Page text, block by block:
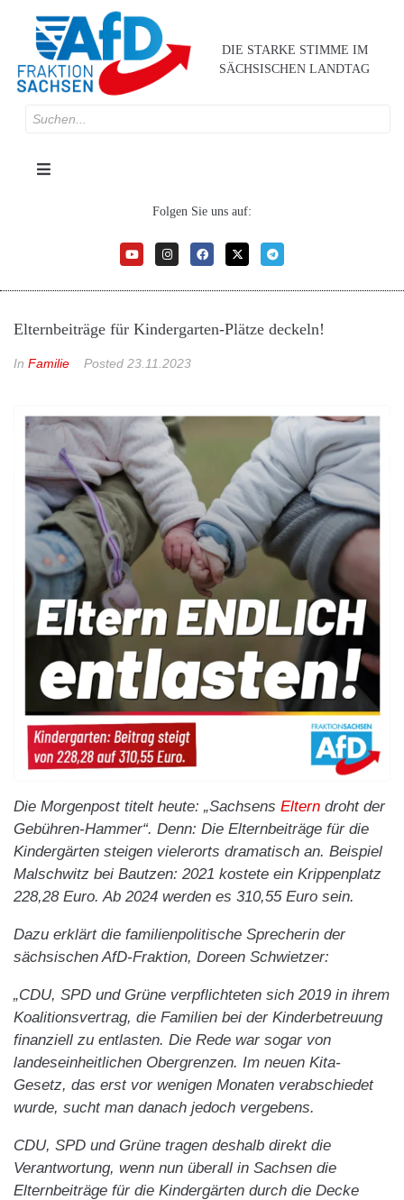
DIE STARKE STIMME IM
SÄCHSISCHEN LANDTAG
Folgen Sie uns auf:
Elternbeiträge für Kindergarten-Plätze deckeln!
In Familie Posted 23.11.2023
Die Morgenpost titelt heute: „Sachsens Eltern droht der
Gebühren-Hammer“. Denn: Die Elternbeiträge für die
Kindergärten steigen vielerorts dramatisch an. Beispiel
Malschwitz bei Bautzen: 2021 kostete ein Krippenplatz
228,28 Euro. Ab 2024 werden es 310,55 Euro sein.
Dazu erklärt die familienpolitische Sprecherin der
sächsischen AfD-Fraktion, Doreen Schwietzer:
„CDU, SPD und Grüne verpflichteten sich 2019 in ihrem
Koalitionsvertrag, die Familien bei der Kinderbetreuung
finanziell zu entlasten. Die Rede war sogar von
landeseinheitlichen Obergrenzen. Im neuen Kita-
Gesetz, das erst vor wenigen Monaten verabschiedet
wurde, sucht man danach jedoch vergebens.
CDU, SPD und Grüne tragen deshalb direkt die
Verantwortung, wenn nun überall in Sachsen die
Elternbeiträge für die Kindergärten durch die Decke